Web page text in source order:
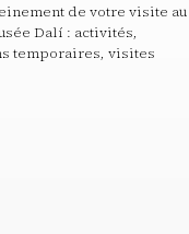
de votre visite au
Dalí : activités,
temporaires, visites